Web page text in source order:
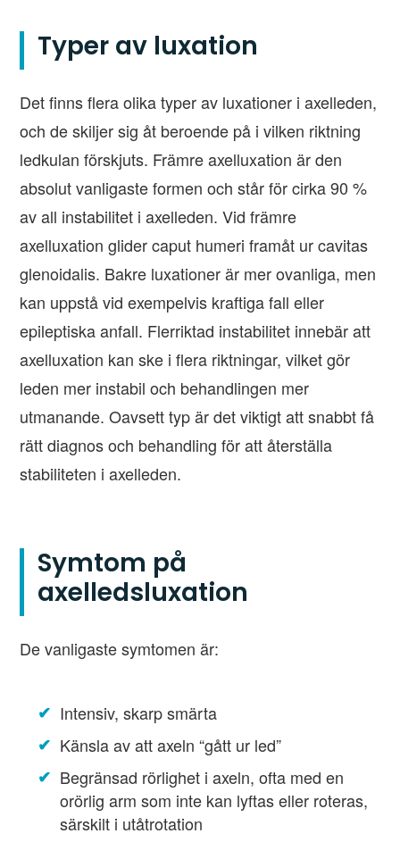
Typer av luxation
Det finns flera olika typer av luxationer i axelleden,
och de skiljer sig åt beroende på i vilken riktning
ledkulan förskjuts. Främre axelluxation är den
absolut vanligaste formen och står för cirka 90 %
av all instabilitet i axelleden. Vid främre
axelluxation glider caput humeri framåt ur cavitas
glenoidalis. Bakre luxationer är mer ovanliga, men
kan uppstå vid exempelvis kraftiga fall eller
epileptiska anfall. Flerriktad instabilitet innebär att
axelluxation kan ske i flera riktningar, vilket gör
leden mer instabil och behandlingen mer
utmanande. Oavsett typ är det viktigt att snabbt få
rätt diagnos och behandling för att återställa
stabiliteten i axelleden.
Symtom på
axelledsluxation
De vanligaste symtomen är:
Intensiv, skarp smärta
Känsla av att axeln “gått ur led”
Begränsad rörlighet i axeln, ofta med en
orörlig arm som inte kan lyftas eller roteras,
särskilt i utåtrotation